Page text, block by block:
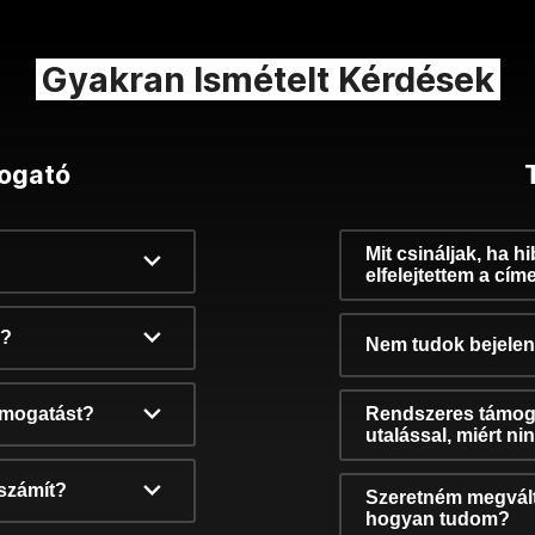
Gyakran Ismételt Kérdések
Mit csináljak, ha
elfelejtettem a
Nem tudok
Rendszeres
utalással, miért
Szeretném
hogyan tudom?